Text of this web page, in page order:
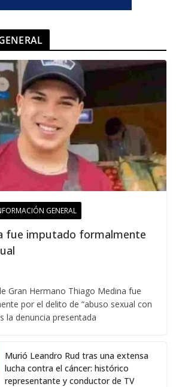
GENERAL
fue imputado formalmente
Gran Hermano Thiago Medina fue
por el delito de “abuso sexual con
la denuncia presentada
Murió Leandro Rud tras una extensa
lucha contra el cáncer: histórico
representante y conductor de TV